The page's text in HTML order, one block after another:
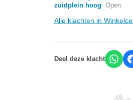
zuidplein hoog Open
Alle klachten in
Deel deze klacht